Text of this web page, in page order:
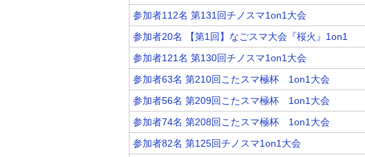
参加者112名 第131回チノスマ1on1大会
参加者20名 【第1回】なごスマ大会『桜火』1on1
参加者121名 第130回チノスマ1on1大会
参加者63名 第210回こたスマ極杯 1on1大会
参加者56名 第209回こたスマ極杯 1on1大会
参加者74名 第208回こたスマ極杯 1on1大会
参加者82名 第125回チノスマ1on1大会